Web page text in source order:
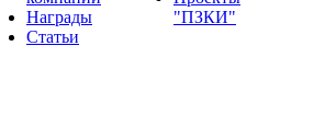
Награды
Статьи
"ПЗКИ"